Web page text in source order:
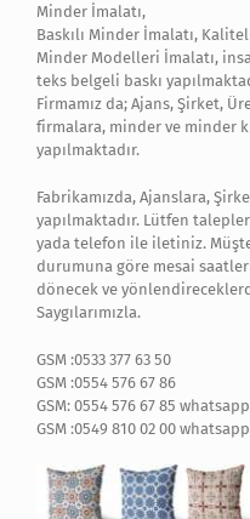
Minder İmalatı,
Baskılı Minder İmalatı,
Minder Modelleri İmalatı,
teks belgeli baskı
Firmamız da; Ajans, Şirket,
firmalara, minder ve minder
yapılmaktadır.
Fabrikamızda, Ajanslara,
yapılmaktadır. Lütfen
yada telefon ile iletiniz.
durumuna göre mesai
dönecek ve
Saygılarımızla.
GSM :0533 377 63 50
GSM :0554 576 67 86
GSM: 0554 576 67 85 whatsapp
GSM :0549 810 02 00 whatsapp